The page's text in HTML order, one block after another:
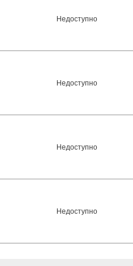
Недоступно
Недоступно
Недоступно
Недоступно